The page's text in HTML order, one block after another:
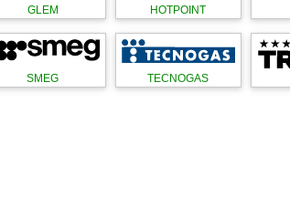
GLEM HOTPOINT
SMEG TECNOGAS